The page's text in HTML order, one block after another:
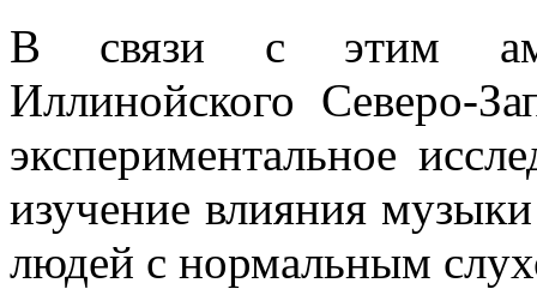
В связи с этим
Иллинойского Северо-
экспериментальное
изучение влияния
людей с нормальным